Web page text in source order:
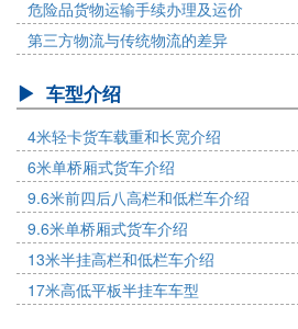
危险品货物运输手续办理及运价
第三方物流与传统物流的差异
车型介绍
4米轻卡货车载重和长宽介绍
6米单桥厢式货车介绍
9.6米前四后八高栏和低栏车介绍
9.6米单桥厢式货车介绍
13米半挂高栏和低栏车介绍
17米高低平板半挂车车型